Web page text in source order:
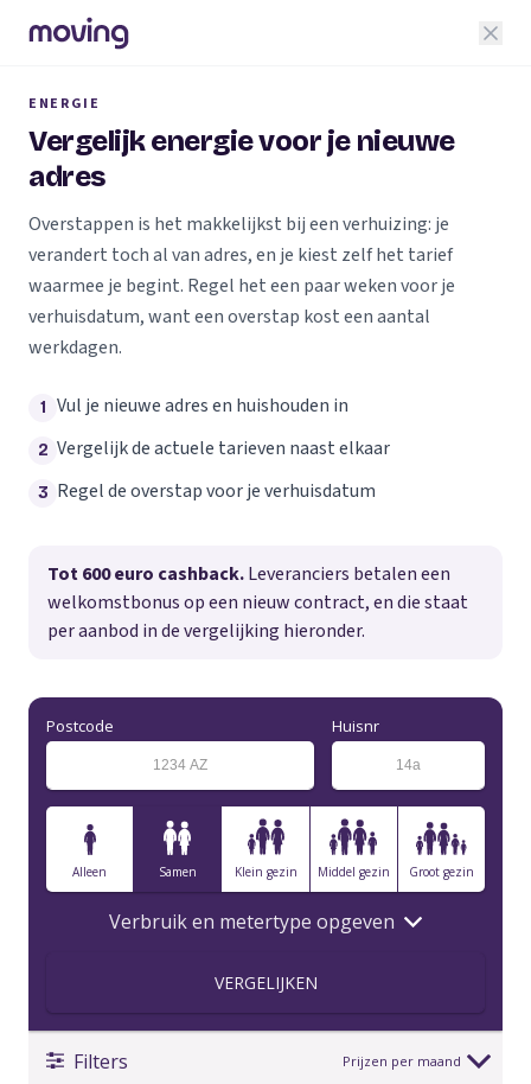
ENERGIE
Vergelijk energie voor je nieuwe
adres
Overstappen is het makkelijkst bij een verhuizing: je
verandert toch al van adres, en je kiest zelf het tarief
waarmee je begint. Regel het een paar weken voor je
verhuisdatum, want een overstap kost een aantal
werkdagen.
1 Vul je nieuwe adres en huishouden in
2 Vergelijk de actuele tarieven naast elkaar
3 Regel de overstap voor je verhuisdatum
Tot 600 euro cashback.Leveranciers betalen een
welkomstbonus op een nieuw contract, en die staat
per aanbod in de vergelijking hieronder.